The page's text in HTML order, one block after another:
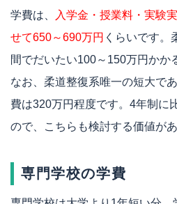
学費は、
入学金・授業料・実験
せて650～690万円 くらいです。
間でだいたい100～150万円かか
なお、柔道整復系唯一の短大で
費は320万円程度です。4年制に
ので、こちらも検討する価値があ
専門学校の学費